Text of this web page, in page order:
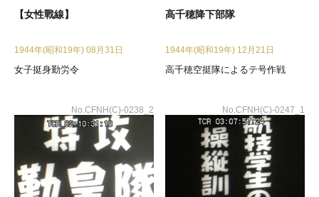
【女性戰線】
1944年(昭和19年) 08月31日
女子挺身勤労令
高千穂降下部隊
1944年(昭和19年) 12月21日
高千穂空挺隊によるテ号作戦
No.CFNH(C)-0238_2 No.CFNH(C)-0247_1